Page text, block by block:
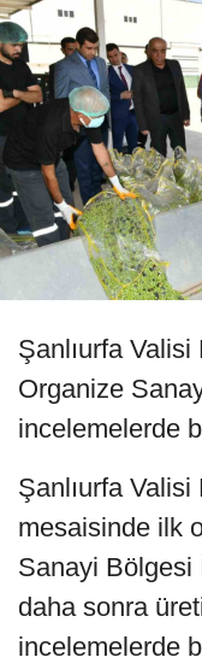
Şanlıurfa Valisi
Organize
incelemelerde
Şanlıurfa
mesaisinde ilk
Sanayi Bölgesi
daha sonra
incelemelerde